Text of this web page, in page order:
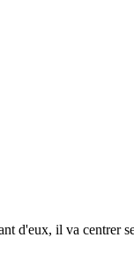
d'eux, il va centrer